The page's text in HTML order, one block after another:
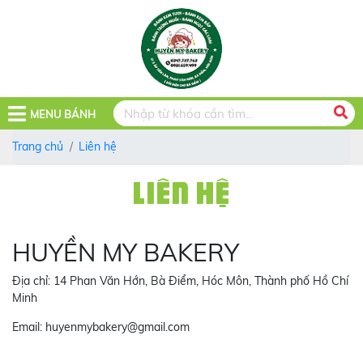
MENU BÁNH
Trang chủ Liên hệ
LIÊN HỆ
HUYỀN MY BAKERY
Địa chỉ: 14 Phan Văn Hớn, Bà Điểm, Hóc Môn, Thành phố Hồ Chí
Minh
Email: huyenmybakery@gmail.com